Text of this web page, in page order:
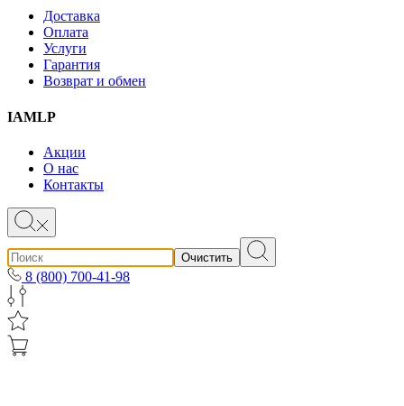
Доставка
Оплата
Услуги
Гарантия
Возврат и обмен
IAMLP
Акции
О нас
Контакты
Очистить
8 (800) 700-41-98